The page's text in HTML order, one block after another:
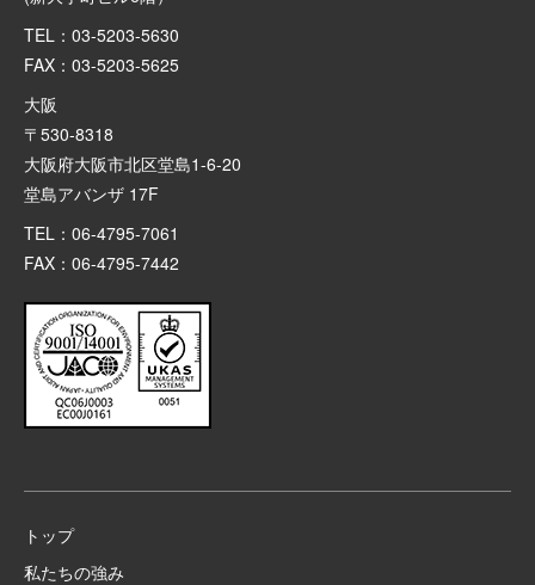
TEL：03-5203-5630
FAX：03-5203-5625
大阪
〒530-8318
大阪府大阪市北区堂島1-6-20
堂島アバンザ 17F
TEL：06-4795-7061
FAX：06-4795-7442
トップ
私たちの強み